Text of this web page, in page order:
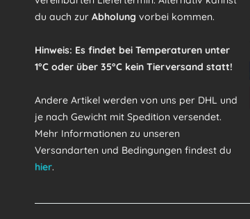
du auch zur Abholung vorbei kommen.
Hinweis: Es findet bei Temperaturen unter
1°C oder über 35°C kein Tierversand statt!
Andere Artikel werden von uns per DHL und
je nach Gewicht mit Spedition versendet.
Mehr Informationen zu unseren
Versandarten und Bedingungen findest du
hier.